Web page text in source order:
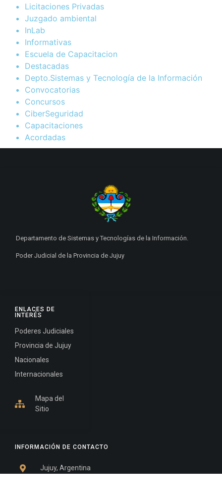
Licitaciones Privadas
Juzgado ambiental
InLab
Informativas
Escuela de Capacitacion
Destacadas
Depto.Sistemas y Tecnología de la Información
Convocatorias
Concursos
CiberSeguridad
Capacitaciones
Acordadas
INFORMACIÓN DE CONTACTO
Jujuy, Argentina
ENLACES DE
INTERÉS
Poderes Judiciales
Provincia de Jujuy
Nacionales
Internacionales
Mapa del
Sitio
Departamento de Sistemas y Tecnologías de la Información.
Poder Judicial de la Provincia de Jujuy